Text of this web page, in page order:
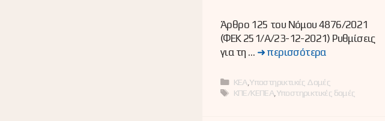
Άρθρο 125 του Νόμου 4876/2021
(ΦΕΚ 251/Α/23-12-2021) Ρυθμίσεις
για τη … ➜ περισσότερα
Κατηγορίες
ΚΕΑ, Υποστηρικτικές Δομές
Ετικέτες
ΚΠΕ/ΚΕΠΕΑ, Υποστηρικτικές δομές